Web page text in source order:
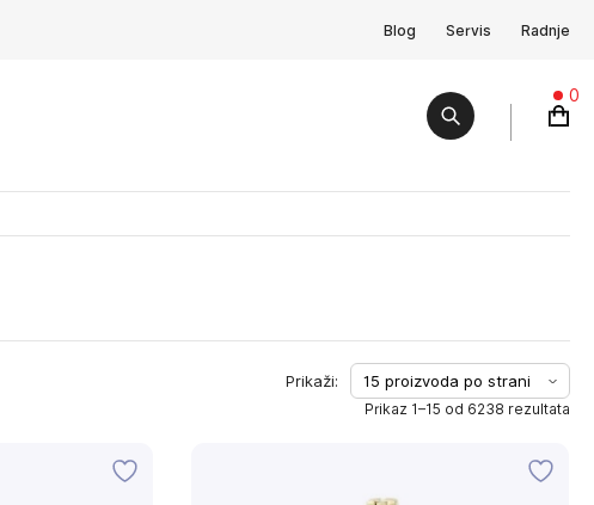
Blog Servis Radnje
0
Prikaz 1–15 od 6238 rezultata